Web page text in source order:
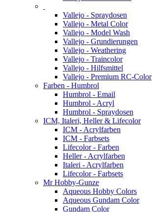
Vallejo - Spraydosen
Vallejo - Metal Color
Vallejo - Model Wash
Vallejo - Grundierungen
Vallejo - Weathering
Vallejo - Traincolor
Vallejo - Hilfsmittel
Vallejo - Premium RC-Color
Farben - Humbrol
Humbrol - Email
Humbrol - Acryl
Humbrol - Spraydosen
ICM, Italeri, Heller & Lifecolor
ICM - Acrylfarben
ICM - Farbsets
Lifecolor - Farben
Heller - Acrylfarben
Italeri - Acrylfarben
Lifecolor - Farbsets
Mr Hobby-Gunze
Aqueous Hobby Colors
Aqueous Gundam Color
Gundam Color